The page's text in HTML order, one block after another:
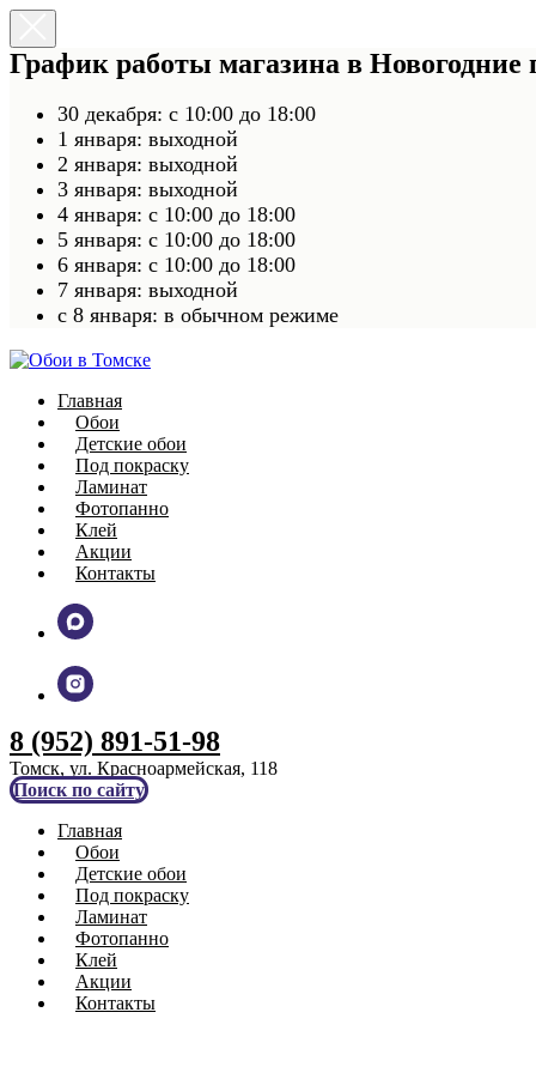
График работы магазина в
30 декабря: с 10:00 до 18:00
1 января: выходной
2 января: выходной
3 января: выходной
4 января: с 10:00 до 18:00
5 января: с 10:00 до 18:00
6 января: с 10:00 до 18:00
7 января: выходной
c 8 января: в обычном режиме
Главная
Обои
Детские обои
Под покраску
Ламинат
Фотопанно
Клей
Акции
Контакты
8 (952) 891-51-98
Томск, ул. Красноармейская, 118
Поиск по сайту
Главная
Обои
Детские обои
Под покраску
Ламинат
Фотопанно
Клей
Акции
Контакты